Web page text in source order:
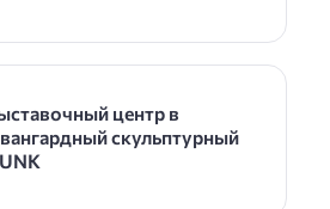
центр в
скульптурный